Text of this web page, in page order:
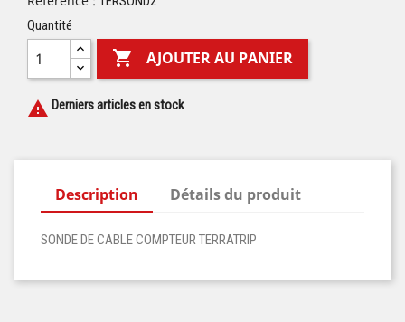
Quantité
 AJOUTER AU PANIER
 Derniers articles en stock
Description Détails du produit
SONDE DE CABLE COMPTEUR TERRATRIP